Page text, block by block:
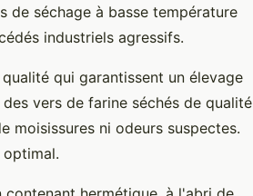
de séchage à basse température
industriels agressifs.
qui garantissent un élevage
vers de farine séchés de qualité
moisissures ni odeurs suspectes.